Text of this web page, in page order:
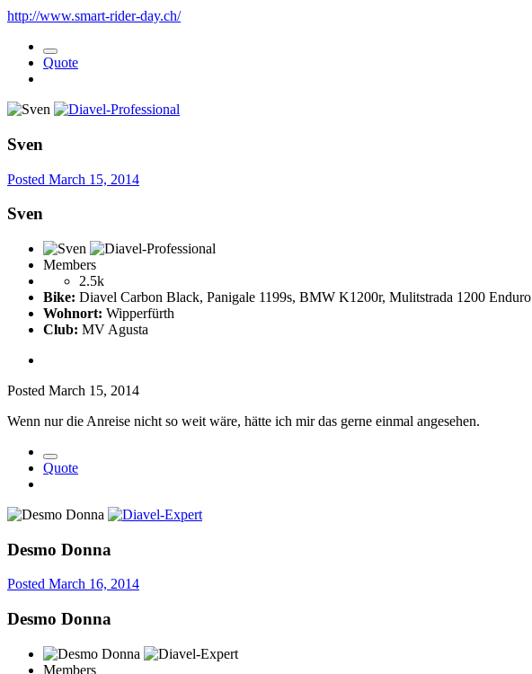
http://www.smart-rider-day.ch/
Quote
Sven
Posted March 15, 2014
Sven
Members
2.5k
Bike: Diavel Carbon Black, Panigale 1199s, BMW K1200r, Mulitstrada 1200 Enduro
Wohnort: Wipperfürth
Club: MV Agusta
Posted March 15, 2014
Wenn nur die Anreise nicht so weit wäre, hätte ich mir das gerne einmal angesehen.
Quote
Desmo Donna
Posted March 16, 2014
Desmo Donna
Members